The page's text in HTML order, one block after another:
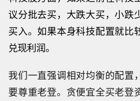
议分批去买，大跌大买，小跌
买入。如果本身科技配置就比
兑现利润。
我们一直强调相对均衡的配置
要尊重老登。贪便宜全买老登